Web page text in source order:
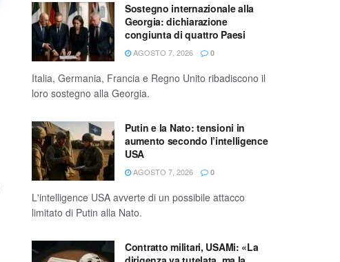
Sostegno internazionale alla
Georgia: dichiarazione
congiunta di quattro Paesi
AGOSTO 7, 2026 0
Italia, Germania, Francia e Regno Unito ribadiscono il
loro sostegno alla Georgia.
Putin e la Nato: tensioni in
aumento secondo l’intelligence
USA
AGOSTO 7, 2026 0
L'intelligence USA avverte di un possibile attacco
limitato di Putin alla Nato.
Contratto militari, USAMi: «La